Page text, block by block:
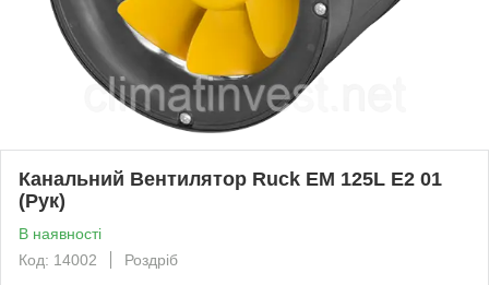
Канальний Вентилятор Ruck EM 125L E2 01
(Рук)
В наявності
Код: 14002
Роздріб